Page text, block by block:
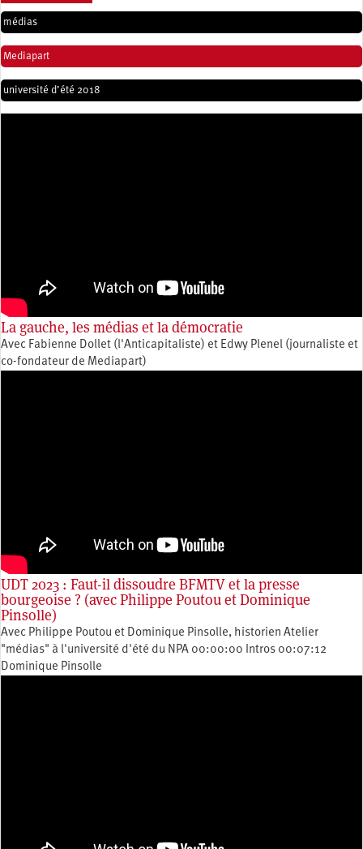
médias
Mediapart
université d’été 2018
La gauche, les médias et la démocratie
Avec Fabienne Dollet (l'Anticapitaliste) et Edwy Plenel (journaliste et
co-fondateur de Mediapart)
UDT 2023 : Faut-il dissoudre BFMTV et la presse
bourgeoise ? (avec Philippe Poutou et Dominique
Pinsolle)
Avec Philippe Poutou et Dominique Pinsolle, historien Atelier
"médias" à l'université d'été du NPA 00:00:00 Intros 00:07:12
Dominique Pinsolle